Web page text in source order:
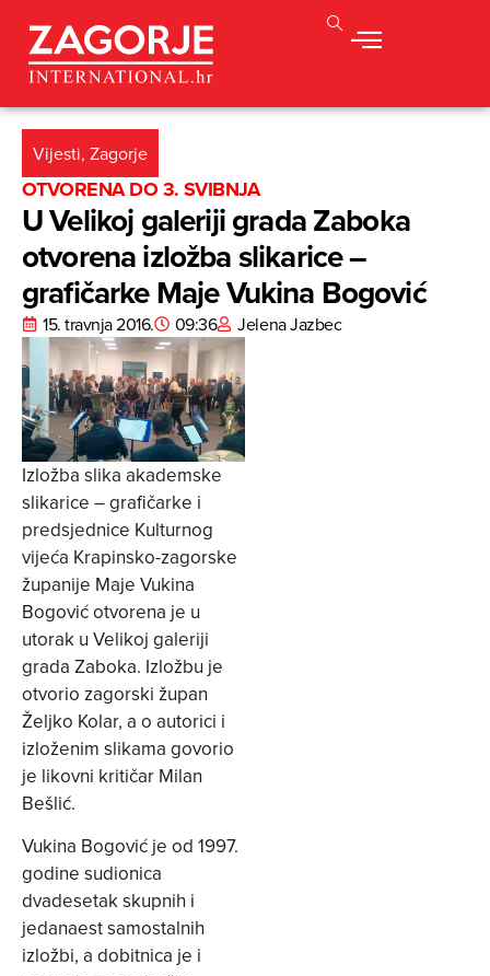
Vijesti, Zagorje
OTVORENA DO 3. SVIBNJA
U Velikoj galeriji grada Zaboka
otvorena izložba slikarice –
grafičarke Maje Vukina Bogović
15. travnja 2016. 09:36 Jelena Jazbec
Izložba slika akademske
slikarice – grafičarke i
predsjednice Kulturnog
vijeća Krapinsko-zagorske
županije Maje Vukina
Bogović otvorena je u
utorak u Velikoj galeriji
grada Zaboka. Izložbu je
otvorio zagorski župan
Željko Kolar, a o autorici i
izloženim slikama govorio
je likovni kritičar Milan
Bešlić.
Vukina Bogović je od 1997.
godine sudionica
dvadesetak skupnih i
jedanaest samostalnih
izložbi, a dobitnica je i